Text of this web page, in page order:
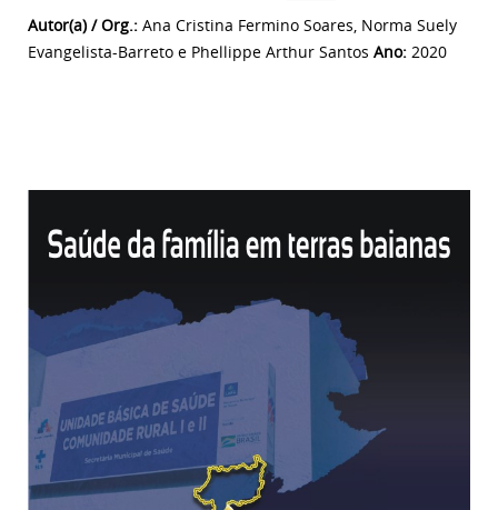
Autor(a) / Org.: Ana Cristina Fermino Soares, Norma Suely
Evangelista-Barreto e Phellippe Arthur Santos Ano: 2020